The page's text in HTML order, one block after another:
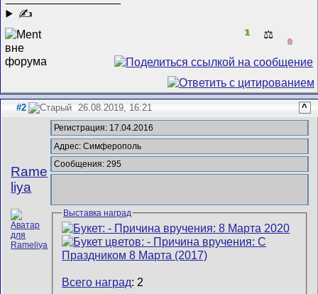
✍
1 ⚖️
0
#2 26.08.2019, 16:21 ^
Rame
liya
Регистрация: 17.04.2016
Адрес: Симферополь
Сообщения: 295
Выставка наград
Всего наград: 2